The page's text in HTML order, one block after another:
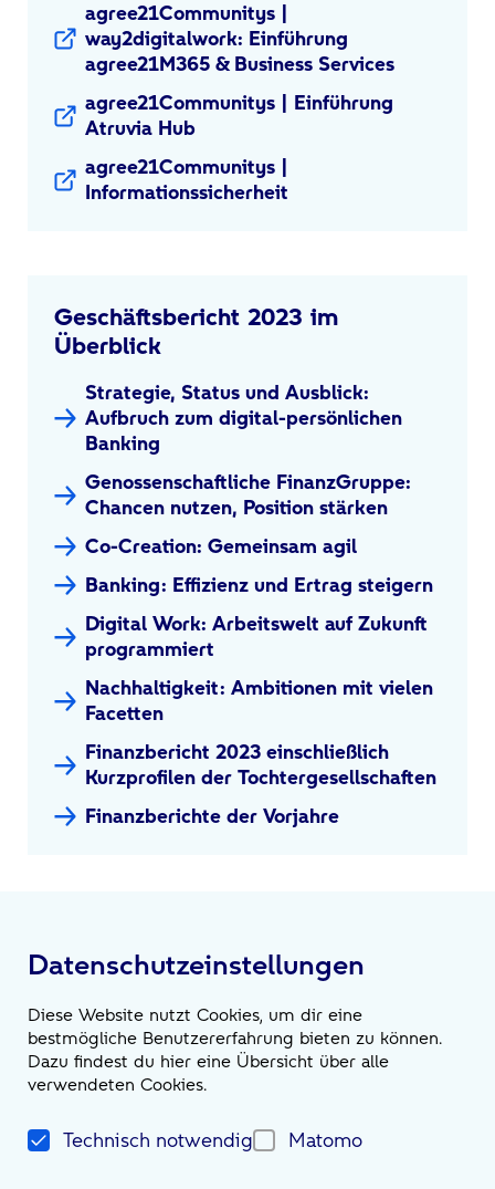
Datenschutzeinstellungen
Diese Website nutzt Cookies, um dir eine
bestmögliche Benutzererfahrung bieten zu können.
Dazu findest du hier eine Übersicht über alle
verwendeten Cookies.
Technisch notwendig Matomo
agree21Communitys |
way2digitalwork: Einführung
agree21M365 & Business Services
agree21Communitys | Einführung
Atruvia Hub
agree21Communitys |
Informationssicherheit
Geschäftsbericht 2023 im
Überblick
Strategie, Status und Ausblick:
Aufbruch zum digital-persönlichen
Banking
Genossenschaftliche FinanzGruppe:
Chancen nutzen, Position stärken
Co-Creation: Gemeinsam agil
Banking: Effizienz und Ertrag steigern
Digital Work: Arbeitswelt auf Zukunft
programmiert
Nachhaltigkeit: Ambitionen mit vielen
Facetten
Finanzbericht 2023 einschließlich
Kurzprofilen der Tochtergesellschaften
Finanzberichte der Vorjahre
Impressum Kontakt
Datenschutzerklärung